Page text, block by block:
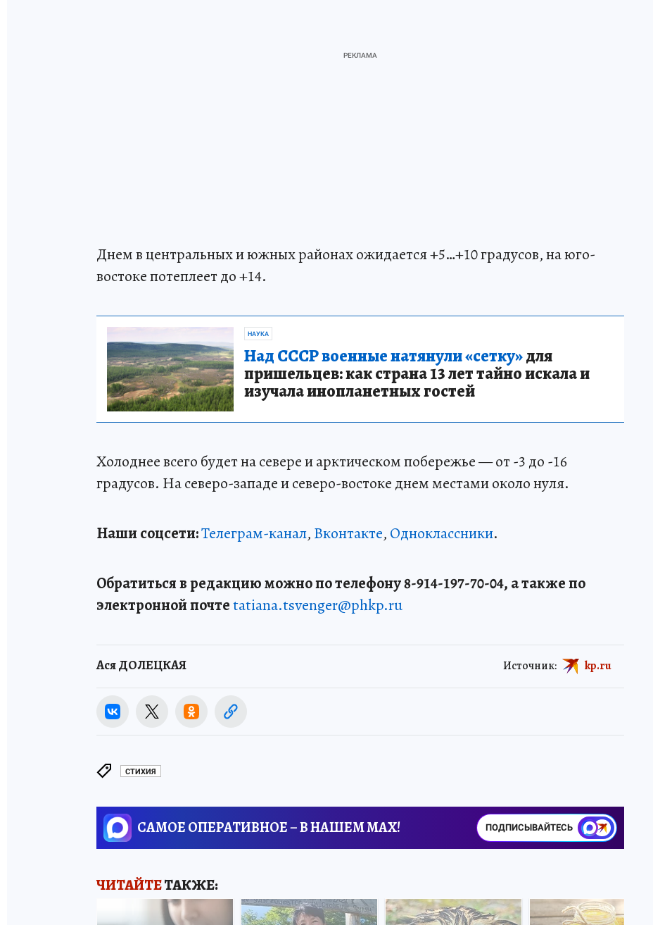
Днем в центральных и южных районах ожидается +5…+10 градусов, на юго-
востоке потеплеет до +14.
НАУКА
Над СССР военные натянули «сетку»для
пришельцев: как страна 13 лет тайно искала и
изучала инопланетных гостей
Холоднее всего будет на севере и арктическом побережье — от -3 до -16
градусов. На северо-западе и северо-востоке днем местами около нуля.
Наши соцсети:Телеграм-канал, Вконтакте, Одноклассники.
Обратиться в редакцию можно по телефону 8-914-197-70-04, а также по
электронной почтеtatiana.tsvenger@phkp.ru
Ася ДОЛЕЦКАЯ Источник: kp.ru
СТИХИЯ
САМОЕ ОПЕРАТИВНОЕ – В НАШЕМ MAX! ПОДПИСЫВАЙТЕСЬ
ЧИТАЙТЕТАКЖЕ: